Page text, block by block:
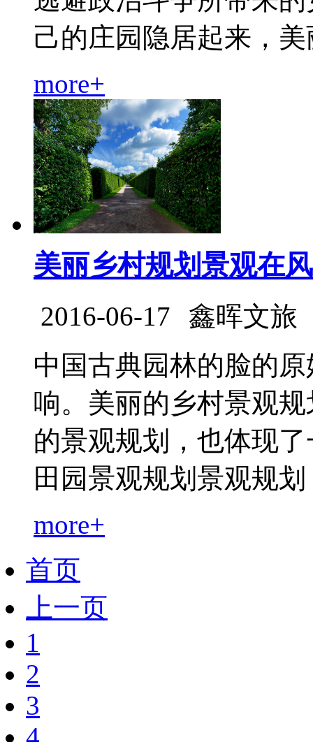
己的庄园隐居起来，美
more+
美丽乡村规划景观在
2016-06-17 鑫晖文旅
中国古典园林的脸的
响。美丽的乡村景观
的景观规划，也体现
田园景观规划景观规划
more+
首页
上一页
1
2
3